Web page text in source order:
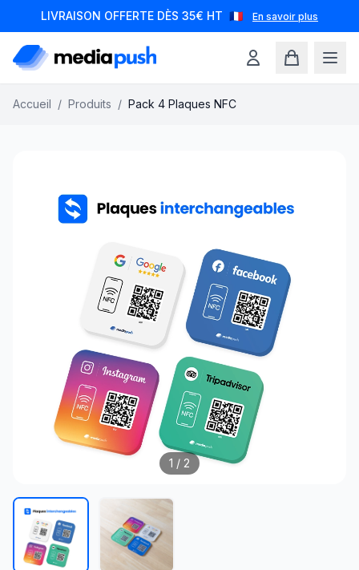
LIVRAISON OFFERTE DÈS 35€ HT 🇫🇷 En savoir plus
Accueil / Produits / Pack 4 Plaques NFC
1 / 2